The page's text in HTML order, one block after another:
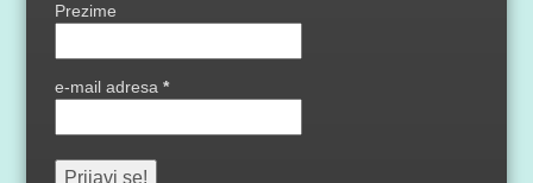
Prezime
e-mail adresa*